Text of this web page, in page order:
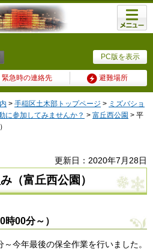
PC版を表示
緊急時の連絡先 避難場所
メニュ
ー
> 手稲区土木部トップページ > ミズバショ
に参加してみませんか？ > 富丘西公園 > 平
更新日：2020年7月28日
（富丘西公園）
00分～）
今年最後の保全作業を行いました。